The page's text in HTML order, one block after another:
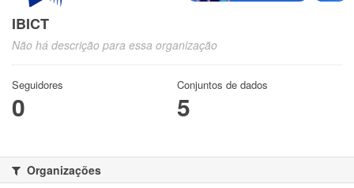
IBICT
Não há descrição para essa organização
Seguidores
0
Conjuntos de dados
5
Organizações